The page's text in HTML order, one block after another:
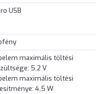
USB
maximális töltési
5,2 V
maximális töltési
4,5 W